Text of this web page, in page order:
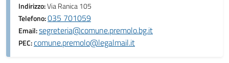
Indirizzo:Via Ranica 105
Telefono:035 701059
Email:segreteria@comune.premolo.bg.it
PEC:comune.premolo@legalmail.it